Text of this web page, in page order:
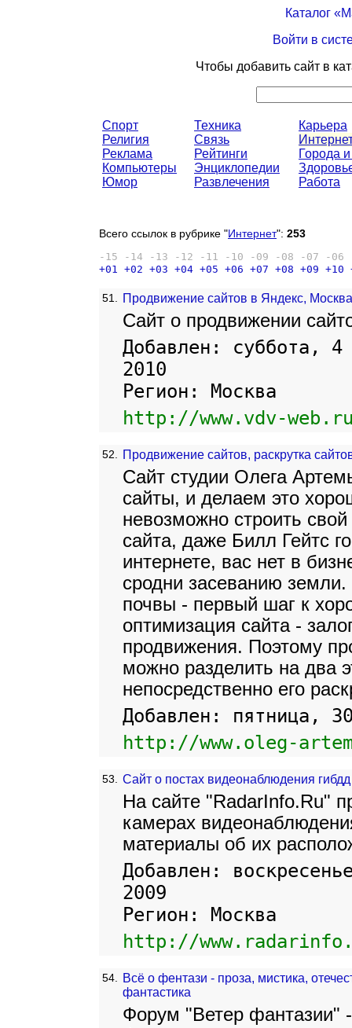
Каталог
Войти в
Чтобы добавить сайт в
Спорт
Религия
Реклама
Компьютеры
Юмор
Техника
Связь
Рейтинги
Энциклопедии
Развлечения
Карьера
Города
Работа
Всего ссылок в рубрике "Интернет": 253
-15 -14 -13 -12 -11 -10 -09 -08 -07 -06
+01 +02 +03 +04 +05 +06 +07 +08 +09 +10
51. Продвижение сайтов в Яндекс, Москва
Сайт о продвижении
Добавлен: суббота,
2010
Регион: Москва
http://www.vdv-
52. Продвижение сайтов, раскрутка
Сайт студии Олега
сайты, и делаем это
невозможно строить свой
сайта, даже Билл Гейтс
интернете, вас нет в
сродни засеванию
почвы - первый шаг к
оптимизация сайта -
продвижения. Поэтому
можно разделить на два
непосредственно его
Добавлен: пятница,
http://www.oleg-
53. Сайт о постах видеонаблюдения
На сайте "RadarInfo.Ru"
камерах
материалы об их
Добавлен:
2009
Регион: Москва
http://
54.
Всё о фентази - проза, мистика,
фантастика
Форум "Ветер фантазии"